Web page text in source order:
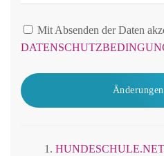
Mit Absenden der Daten
HUNDESCHULE.NET